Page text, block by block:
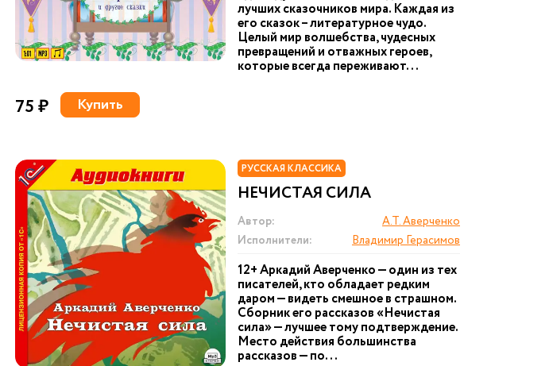
лучших сказочников мира. Каждая из
его сказок – литературное чудо.
Целый мир волшебства, чудесных
превращений и отважных героев,
которые всегда переживают...
75 ₽ Купить
РУССКАЯ КЛАССИКА
НЕЧИСТАЯ СИЛА
Автор:
А.Т. Аверченко
Исполнители:
Владимир Герасимов
12+ Аркадий Аверченко — один из тех
писателей, кто обладает редким
даром — видеть смешное в страшном.
Сборник его рассказов «Нечистая
сила» — лучшее тому подтверждение.
Место действия большинства
рассказов — по...